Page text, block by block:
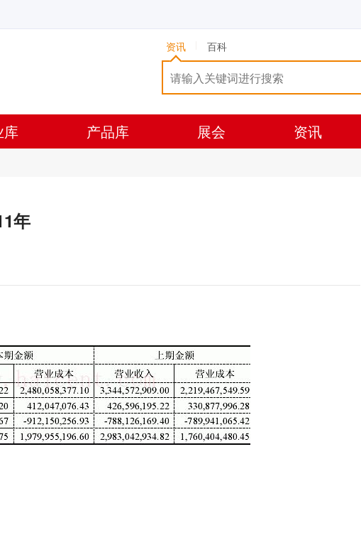
资讯 百科
库 产品库 展会 资讯
年